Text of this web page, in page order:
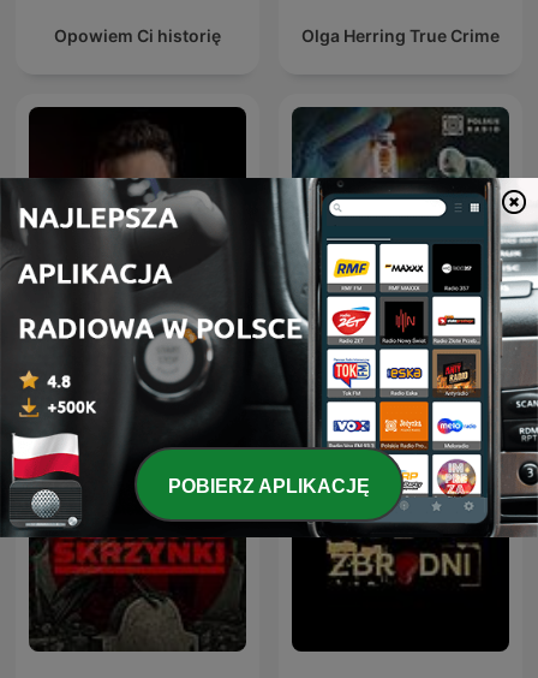
Opowiem Ci historię Olga Herring True Crime
Kryminatorium
Laboratorium zbrodni.
Podcast Crazy Nauka
POBIERZ APLIKACJĘ